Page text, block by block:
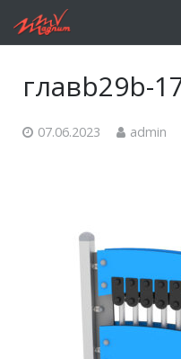
главb29b-
07.06.2023 admin